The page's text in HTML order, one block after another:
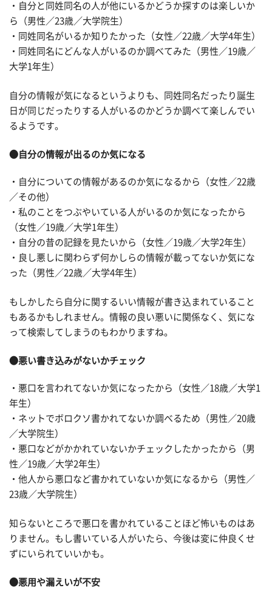
・自分と同姓同名の人が他にいるかどうか探すのは楽しいか
ら（男性／23歳／大学院生）
・同姓同名がいるか知りたかった（女性／22歳／大学4年生）
・同姓同名にどんな人がいるのか調べてみた（男性／19歳／
大学1年生）
自分の情報が気になるというよりも、同姓同名だったり誕生
日が同じだったりする人がいるのかどうか調べて楽しんでい
るようです。
●自分の情報が出るのか気になる
・自分についての情報があるのか気になるから（女性／22歳
／その他）
・私のことをつぶやいている人がいるのか気になったから
（女性／19歳／大学1年生）
・自分の昔の記録を見たいから（女性／19歳／大学2年生）
・良し悪しに関わらず何かしらの情報が載ってないか気にな
った（男性／22歳／大学4年生）
もしかしたら自分に関するいい情報が書き込まれていること
もあるかもしれません。情報の良い悪いに関係なく、気にな
って検索してしまうのもわかりますね。
●悪い書き込みがないかチェック
・悪口を言われてないか気になったから（女性／18歳／大学1
年生）
・ネットでボロクソ書かれてないか調べるため（男性／20歳
／大学院生）
・悪口などがかかれていないかチェックしたかったから（男
性／19歳／大学2年生）
・他人から悪口など書かれていないか気になるから（男性／
23歳／大学院生）
知らないところで悪口を書かれていることほど怖いものはあ
りません。もし書いている人がいたら、今後は変に仲良くせ
ずにいられていいかも。
●悪用や漏えいが不安